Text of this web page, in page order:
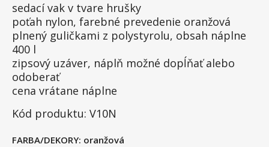
sedací vak v tvare hrušky
poťah nylon, farebné prevedenie oranžová
plnený guličkami z polystyrolu, obsah náplne
400 l
zipsový uzáver, náplň možné dopĺňať alebo
odoberať
cena vrátane náplne
Kód produktu: V10N
FARBA/DEKORY: oranžová